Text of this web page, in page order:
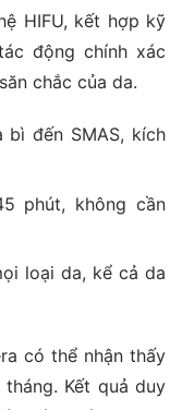
HIFU, kết hợp kỹ
động chính xác
chắc của da.
đến SMAS, kích
phút, không cần
loại da, kể cả da
có thể nhận thấy
Kết quả duy